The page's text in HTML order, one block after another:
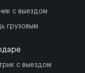
с выездом
грузовым
с выездом